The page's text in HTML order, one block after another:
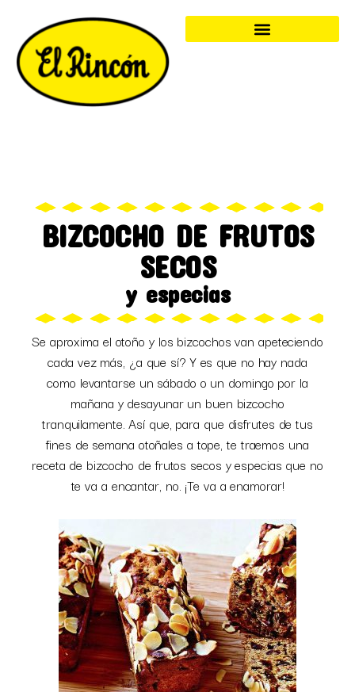
BIZCOCHO DE FRUTOS
SECOS
y especias
Se aproxima el otoño y los bizcochos van apeteciendo
cada vez más, ¿a que sí? Y es que no hay nada
como levantarse un sábado o un domingo por la
mañana y desayunar un buen bizcocho
tranquilamente. Así que, para que disfrutes de tus
fines de semana otoñales a tope, te traemos una
receta de bizcocho de frutos secos y especias que no
te va a encantar, no. ¡Te va a enamorar!